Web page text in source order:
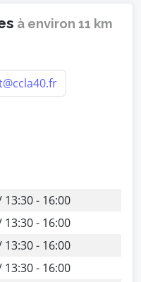
à environ 11 km
13:30 - 16:00
13:30 - 16:00
13:30 - 16:00
13:30 - 16:00